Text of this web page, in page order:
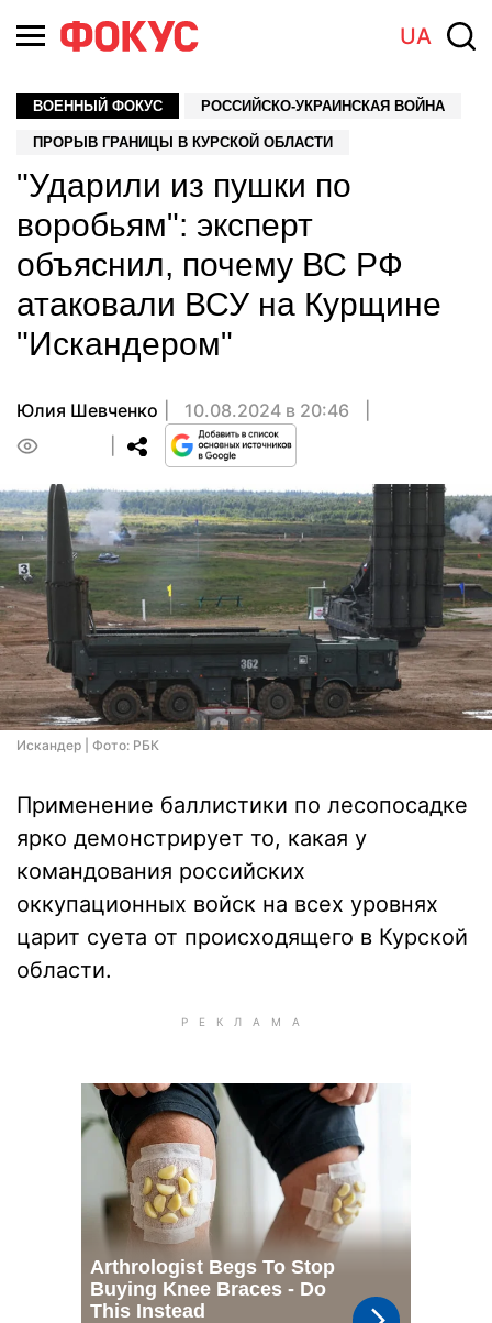
UA
ВОЕННЫЙ ФОКУС РОССИЙСКО-УКРАИНСКАЯ ВОЙНА
ПРОРЫВ ГРАНИЦЫ В КУРСКОЙ ОБЛАСТИ
"Ударили из пушки по
воробьям": эксперт
объяснил, почему ВС РФ
атаковали ВСУ на Курщине
"Искандером"
Юлия Шевченко
10.08.2024 в 20:46
Искандер | Фото: РБК
Применение баллистики по лесопосадке
ярко демонстрирует то, какая у
командования российских
оккупационных войск на всех уровнях
царит суета от происходящего в Курской
области.